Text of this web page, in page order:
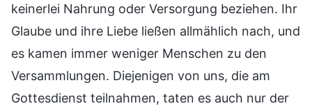
keinerlei Nahrung oder Versorgung beziehen. Ihr
Glaube und ihre Liebe ließen allmählich nach, und
es kamen immer weniger Menschen zu den
Versammlungen. Diejenigen von uns, die am
Gottesdienst teilnahmen, taten es auch nur der